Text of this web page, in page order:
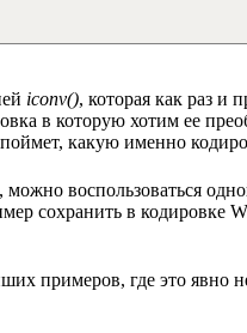
iconv(), которая как раз и
в которую хотим ее
поймет, какую именно
воспользоваться
сохранить в кодировке
примеров, где это явно